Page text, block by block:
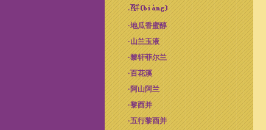
·
·地瓜香蜜醇
·山兰玉液
·黎轩菲尔兰
·百花溪
· 阿山阿兰
·黎酉并
·五行黎酉并